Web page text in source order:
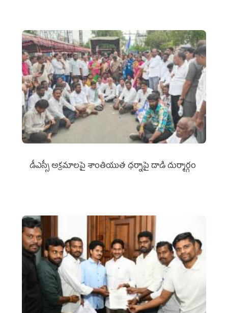
డీఎస్సీ అక్రమాలపై శాంతియుత ధర్నాపై దాడి దుర్మార్గం